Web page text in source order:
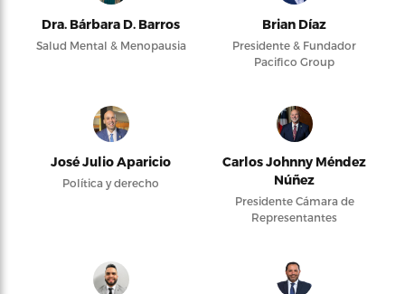
Dra. Bárbara D. Barros
Salud Mental & Menopausia
Brian Díaz
Presidente & Fundador
Pacifico Group
José Julio Aparicio
Política y derecho
Carlos Johnny Méndez
Núñez
Presidente Cámara de
Representantes